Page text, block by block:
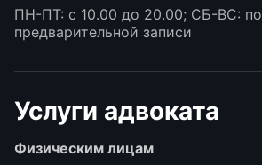
ПН-ПТ: с 10.00 до 20.00; СБ-ВС: по
предварительной записи
Услуги адвоката
Физическим лицам